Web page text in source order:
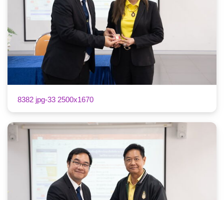
8382 jpg-33 2500x1670